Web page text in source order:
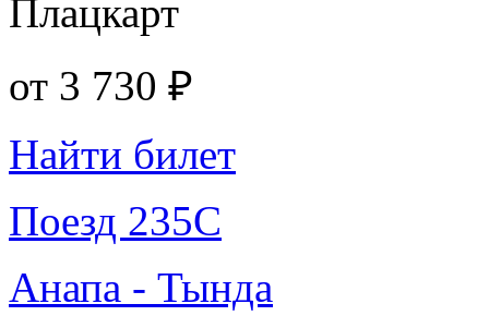
Плацкарт
от 3 730 ₽
Найти билет
Поезд 235С
Анапа - Тында